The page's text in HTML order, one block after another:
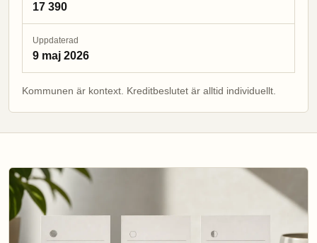
17 390
Uppdaterad
9 maj 2026
Kommunen är kontext. Kreditbeslutet är alltid individuellt.